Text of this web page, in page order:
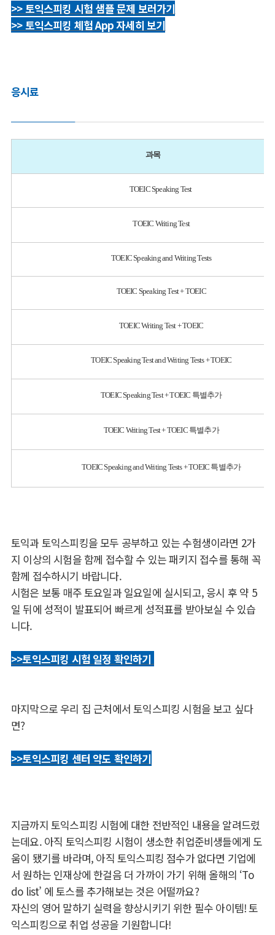
>> 토익스피킹 시험 샘플 문제 보러가기
>> 토익스피킹 체험 App 자세히 보기
응시료
과목
TOEIC Speaking Test
TOEIC Writing Test
TOEIC Speaking and Writing Tests
TOEIC Speaking Test + TOEIC
TOEIC Writing Test + TOEIC
TOEIC Speaking Test and Writing Tests + TOEIC
TOEIC Speaking Test + TOEIC 특별추가
TOEIC Writing Test + TOEIC 특별추가
TOEIC Speaking and Writing Tests + TOEIC 특별추가
토익과 토익스피킹을 모두 공부하고 있는 수험생이라면 2가
지 이상의 시험을 함께 접수할 수 있는 패키지 접수를 통해 꼭
함께 접수하시기 바랍니다.
시험은 보통 매주 토요일과 일요일에 실시되고, 응시 후 약 5
일 뒤에 성적이 발표되어 빠르게 성적표를 받아보실 수 있습
니다.
>>토익스피킹 시험 일정 확인하기
마지막으로 우리 집 근처에서 토익스피킹 시험을 보고 싶다
면?
>>토익스피킹 센터 약도 확인하기
지금까지 토익스피킹 시험에 대한 전반적인 내용을 알려드렸
는데요. 아직 토익스피킹 시험이 생소한 취업준비생들에게 도
움이 됐기를 바라며, 아직 토익스피킹 점수가 없다면 기업에
서 원하는 인재상에 한걸음 더 가까이 가기 위해 올해의 ‘To
do list’ 에 토스를 추가해보는 것은 어떨까요?
자신의 영어 말하기 실력을 향상시키기 위한 필수 아이템! 토
익스피킹으로 취업 성공을 기원합니다!